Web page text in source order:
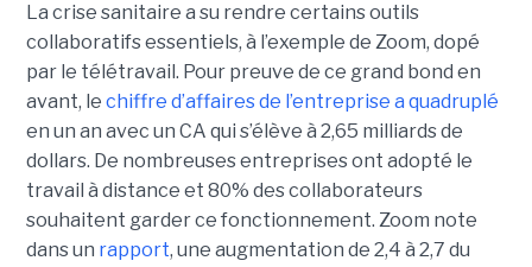
La crise sanitaire a su rendre certains outils
collaboratifs essentiels, à l’exemple de Zoom, dopé
par le télétravail. Pour preuve de ce grand bond en
avant, le chiffre d’affaires de l’entreprise a quadruplé
en un an avec un CA qui s’élève à 2,65 milliards de
dollars. De nombreuses entreprises ont adopté le
travail à distance et 80% des collaborateurs
souhaitent garder ce fonctionnement. Zoom note
dans un rapport, une augmentation de 2,4 à 2,7 du